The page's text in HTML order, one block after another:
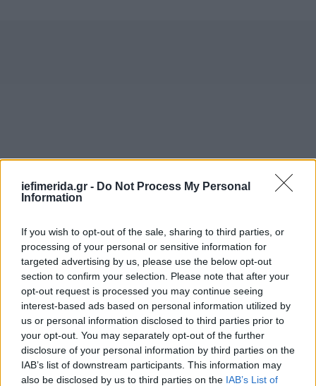
iefimerida.gr - Do Not Process My Personal
Information
If you wish to opt-out of the sale, sharing to third parties, or
processing of your personal or sensitive information for
targeted advertising by us, please use the below opt-out
section to confirm your selection. Please note that after your
opt-out request is processed you may continue seeing
interest-based ads based on personal information utilized by
us or personal information disclosed to third parties prior to
your opt-out. You may separately opt-out of the further
disclosure of your personal information by third parties on the
IAB’s list of downstream participants. This information may
also be disclosed by us to third parties on the IAB’s List of
Ο Ελληνας υπουργός απάντησε αμέσως. Αφού
ανταπέδωσε τα κομπλιμέντα του «φίλου Μεβλούτ»,
άρχισε να... πυροβολεί, απαντώντας με ευγένεια
μεν, αλλά με ψυχρά επιχειρήματα. Ο Τσαβούσογλου
ανταπάντησε, υποστηρίζοντας ότι προκλήθηκε από
τον Ελληνα ομόλογό του, και εν συνεχεία επήλθε
γενικευμένη αντιπαράθεση μπροστά στις κάμερες
και τα έκπληκτα μάτια των εκπροσώπων των ΜΜΕ,
στους οποίους -παρεμπιπτόντως- δεν δόθηκε το